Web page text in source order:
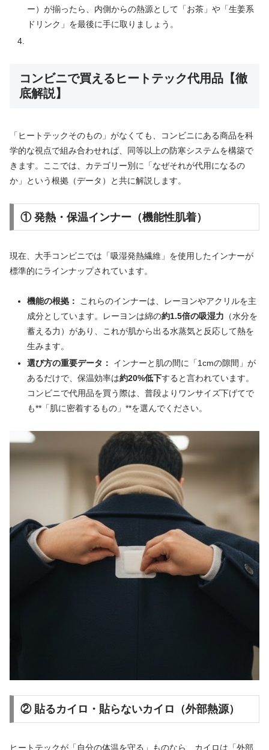
ー）が揃ったら、内側からの熱源として「お茶」や「生姜系
ドリンク」を最後に手に取りましょう。
コンビニで買えるヒートテック代用品【徹
底解説】
「ヒートテックそのもの」がなくても、コンビニにある商品を科
学的な視点で組み合わせれば、同等以上の防寒システムを構築で
きます。ここでは、カテゴリー別に「なぜそれが代用になるの
か」という根拠（データ）と共に解説します。
① 発熱・保温インナー（機能性肌着）
現在、大手コンビニでは「吸湿発熱繊維」を使用したインナーが
標準的にラインナップされています。
機能の根拠：
これらのインナーは、レーヨンやアクリルを主
成分としています。レーヨンは綿の約1.5倍の吸湿力 （水分を
蓄える力）があり、これが肌から出る水蒸気と反応して熱を
生みます。
選び方の重要データ：
インナーと肌の間に「1cmの隙間」が
あるだけで、保温効率は約20%低下すると言われています。
コンビニで代用品を買う際は、普段よりワンサイズ下げてで
も**「肌に密着するもの」**を選んでください。
② 貼るカイロ・貼らないカイロ（外部熱源）
ヒートテックが「自分の体温を守る」ものなら、カイロは「外部